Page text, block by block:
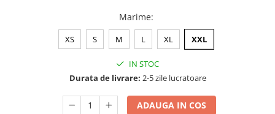
Marime:
XS S M L XL XXL
IN STOC
Durata de livrare: 2-5 zile lucratoare
ADAUGA IN COS